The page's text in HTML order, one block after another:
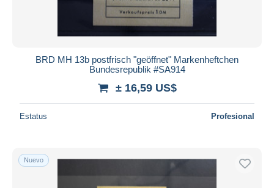
BRD MH 13b postfrisch "geöffnet" Markenheftchen
Bundesrepublik #SA914
± 16,59 US$
Estatus Profesional
Nuevo